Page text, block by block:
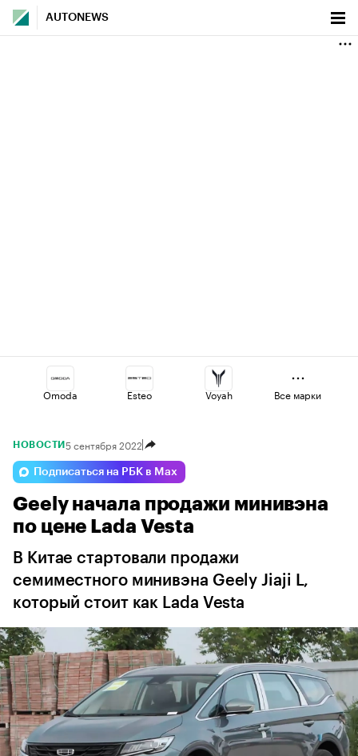
AUTONEWS
Omoda Esteo Voyah
Changan Jaecoo
Volga Lada Geely
Все марки
НОВОСТИ 5 сентября 2022
Подписаться на РБК в Max
Geely начала продажи минивэна
по цене Lada Vesta
В Китае стартовали продажи
семиместного минивэна Geely Jiaji L,
который стоит как Lada Vesta